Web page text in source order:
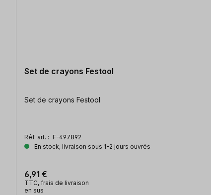
Set de crayons Festool
Set de crayons Festool
Réf. art. : F-497892
En stock, livraison sous 1-2 jours ouvrés
6,91 €
TTC, frais de livraison
en sus